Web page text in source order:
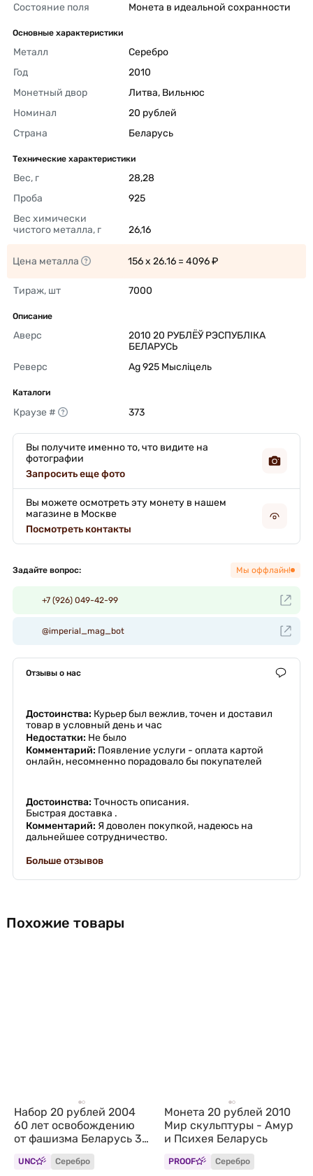
Состояние поля
Монета в идеальной сохранности
Основные характеристики
Металл
Серебро
Год
2010
Монетный двор
Литва, Вильнюс
Номинал
20 рублей
Страна
Беларусь
Технические характеристики
Вес, г
28,28
Проба
925
Вес химически
чистого металла, г
26,16
Цена металла 156 x 26.16 = 4096 ₽
Тираж, шт 7000
Описание
Аверс
2010 20 РУБЛЁЎ РЭСПУБЛІКА
БЕЛАРУСЬ
Реверс
Ag 925 Мысліцель
Каталоги
Краузе # 373
Вы получите именно то, что видите на
фотографии
Запросить еще фото
Вы можете осмотреть эту монету в нашем
магазине в Москве
Посмотреть контакты
Задайте вопрос: Мы оффлайн!
+7 (926) 049-42-99
@imperial_mag_bot
Отзывы о нас
Достоинства: Курьер был вежлив, точен и доставил
товар в условный день и час
Недостатки: Не было
Комментарий: Появление услуги - оплата картой
онлайн, несомненно порадовало бы покупателей
Достоинства: Точность описания.
Быстрая доставка .
Комментарий: Я доволен покупкой, надеюсь на
дальнейшее сотрудничество.
Больше отзывов
Похожие товары
Набор 20 рублей 2004
60 лет освобождению
от фашизма Беларусь 3
монеты
UNC Серебро
Монета 20 рублей 2010
Мир скульптуры - Амур
и Психея Беларусь
PROOF Серебро